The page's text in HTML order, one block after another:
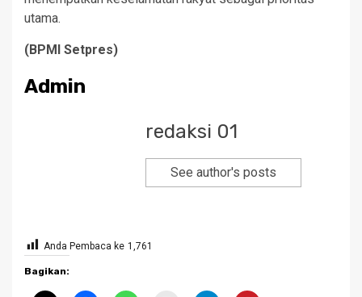
utama.
(BPMI Setpres)
Admin
redaksi 01
See author's posts
Anda Pembaca ke 1,761
Bagikan: